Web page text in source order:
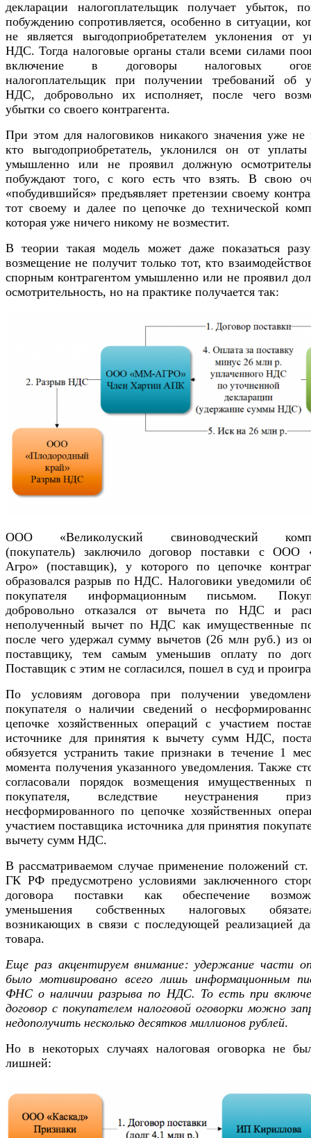
декларации налогоплательщик получает убыток,
побуждению сопротивляется, особенно в ситуации,
не является выгодоприобретателем уклонения от
НДС. Тогда налоговые органы стали всеми силами
включение в договоры налоговых
налогоплательщик при получении требований об
НДС, добровольно их исполняет, после чего
убытки со своего контрагента.
При этом для налоговиков никакого значения уже не
кто выгодоприобретатель, уклонился он от
умышленно или не проявил должную
побуждают того, с кого есть что взять. В свою
«побудившийся» предъявляет претензии своему
тот своему и далее по цепочке до технической
которая уже ничего никому не возместит.
В теории такая модель может даже показаться
возмещение не получит только тот, кто
спорным контрагентом умышленно или не проявил
осмотрительность, но на практике получается так:
ООО «Великолуский свиноводческий
(покупатель) заключило договор поставки с
Агро» (поставщик), у которого по цепочке
образовался разрыв по НДС. Налоговики уведомили
покупателя информационным письмом.
добровольно отказался от вычета по НДС и
неполученный вычет по НДС как имущественные
после чего удержал сумму вычетов (26 млн руб.) из
поставщику, тем самым уменьшив оплату по
Поставщик с этим не согласился, пошел в суд и
По условиям договора при получении
покупателя о наличии сведений о
цепочке хозяйственных операций с участием
источнике для принятия к вычету сумм НДС,
обязуется устранить такие признаки в течение 1
момента получения указанного уведомления. Также
согласовали порядок возмещения имущественных
покупателя, вследствие неустранения
несформированного по цепочке хозяйственных
участием поставщика источника для принятия
вычету сумм НДС.
В рассматриваемом случае применение положений
ГК РФ предусмотрено условиями заключенного
договора поставки как обеспечение
уменьшения собственных налоговых
возникающих в связи с последующей реализацией
товара.
Еще раз акцентируем внимание: удержание части
было мотивировано всего лишь информационным
ФНС о наличии разрыва по НДС. То есть при
договор с покупателем налоговой оговорки можно
недополучить несколько десятков миллионов рублей.
Но в некоторых случаях налоговая оговорка не
лишней: